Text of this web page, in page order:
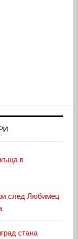
в
след Любимец
стана